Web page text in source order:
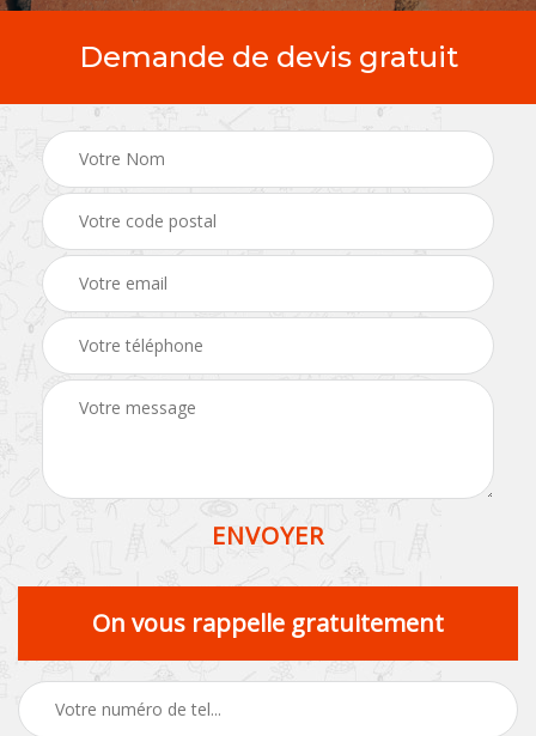
Demande de devis gratuit
On vous rappelle gratuitement